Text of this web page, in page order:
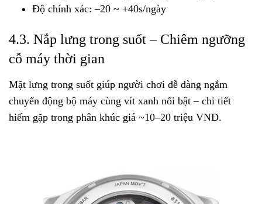
Độ chính xác: –20 ~ +40s/ngày
4.3. Nắp lưng trong suốt – Chiêm ngưỡng
cỗ máy thời gian
Mặt lưng trong suốt giúp người chơi dễ dàng ngắm
chuyển động bộ máy cùng vít xanh nổi bật – chi tiết
hiếm gặp trong phân khúc giá ~10–20 triệu VNĐ.